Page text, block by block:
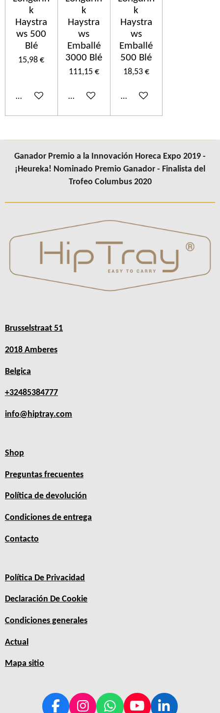
k
Haystra
ws 500
Blé
15,98 €
Añadir al carrito
k
Haystra
ws
Emballé
3000 Blé
111,15 €
Añadir al carrito
k
Haystra
ws
Emballé
500 Blé
18,53 €
Añadir al carrito
Ganador Premio a la Innovación Horeca Expo 2019 -
¡Heureka! Nominado Premio Ganador - Finalista del
Trofeo Columbus 2020
Brusselstraat 51
2018 Amberes
Belgica
+32485384777
info@hiptray.com
Shop
Preguntas frecuentes
Política de devolución
Condiciones de entrega
Contacto
Política De Privacidad
Declaración De Cookie
Condiciones generales
Actual
Mapa sitio